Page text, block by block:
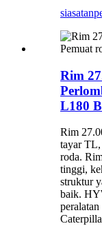
siasatan
Rim
L180
Rim
tayar TL,
roda.
tinggi,
struktur
baik.